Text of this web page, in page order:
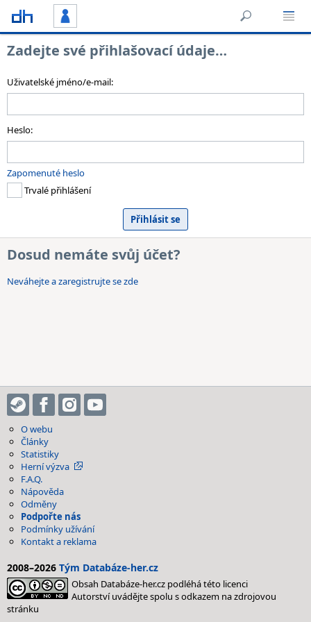
Zadejte své přihlašovací údaje…
Uživatelské jméno/e-mail:
Heslo:
Zapomenuté heslo
Trvalé přihlášení
Dosud nemáte svůj účet?
Neváhejte a zaregistrujte se zde
O webu
Články
Statistiky
Herní výzva
F.A.Q.
Nápověda
Odměny
Podpořte nás
Podmínky užívání
Kontakt a reklama
2008–2026 Tým Databáze-her.cz
Obsah Databáze-her.cz podléhá této licenci
Autorství uvádějte spolu s odkazem na zdrojovou
stránku